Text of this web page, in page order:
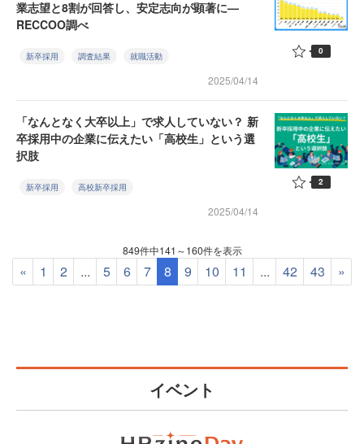
業志望と8割が回答し、安定志向が顕著に—
RECCOO調べ
新卒採用 調査結果 就職活動
2025/04/14
0
「なんとなく大卒以上」で求人していない？ 新
卒採用中の企業に伝えたい「高校生」という選
択肢
新卒採用 高校新卒採用
2025/04/14
2
849件中141～160件を表示
« 1 2 ... 5 6 7 8 9 10 11 ... 42 43 »
イベント